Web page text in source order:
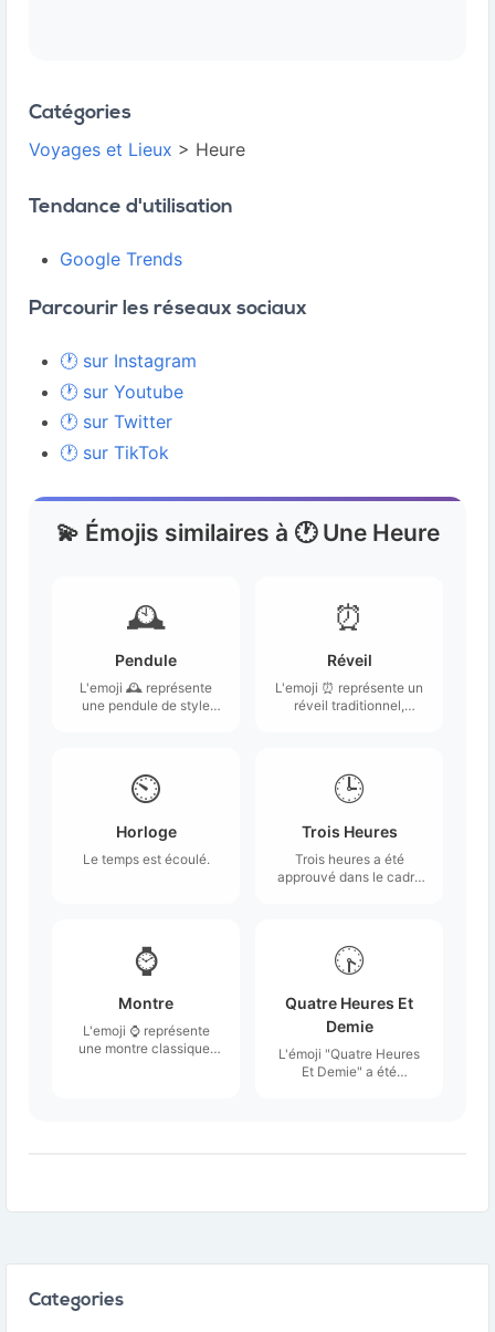
Catégories
Voyages et Lieux > Heure
Tendance d'utilisation
Google Trends
Parcourir les réseaux sociaux
🕐 sur Instagram
🕐 sur Youtube
🕐 sur Twitter
🕐 sur TikTok
💫 Émojis similaires à 🕐 Une Heure
🕰️
Pendule
L'emoji 🕰️ représente
une pendule de style
⏰
Réveil
L'emoji ⏰ représente un
réveil traditionnel,
circulaire.
⏲️
Horloge
Le temps est écoulé.
🕒
Trois Heures
Trois heures a été
approuvé dans le cadre
⌚
Montre
L'emoji ⌚ représente
une montre classique,
🕟
Quatre Heures Et
Demie
L'émoji "Quatre Heures
Et Demie" a été
Categories